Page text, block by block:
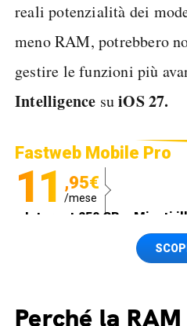
reali potenzialità dei
meno RAM, potrebbero
gestire le funzioni più
Intelligence suiOS 27.
Fastweb Mobile Pro
11 ,95€
/mese
Internet 250 GB e Minuti
Spedizione SIM GRATIS
Perché la